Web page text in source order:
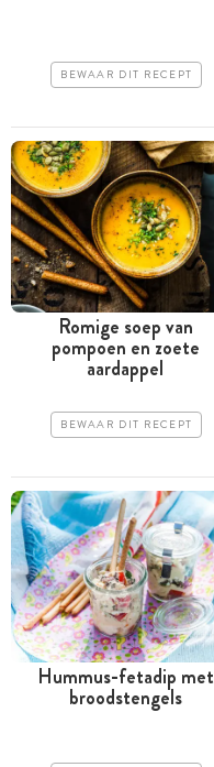
BEWAAR DIT RECEPT
Romige soep van
pompoen en zoete
aardappel
BEWAAR DIT RECEPT
Hummus-fetadip met
broodstengels